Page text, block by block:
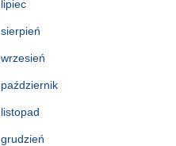
lipiec
sierpień
wrzesień
październik
listopad
grudzień